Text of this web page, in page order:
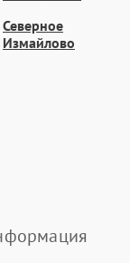
Северное
Измайлово